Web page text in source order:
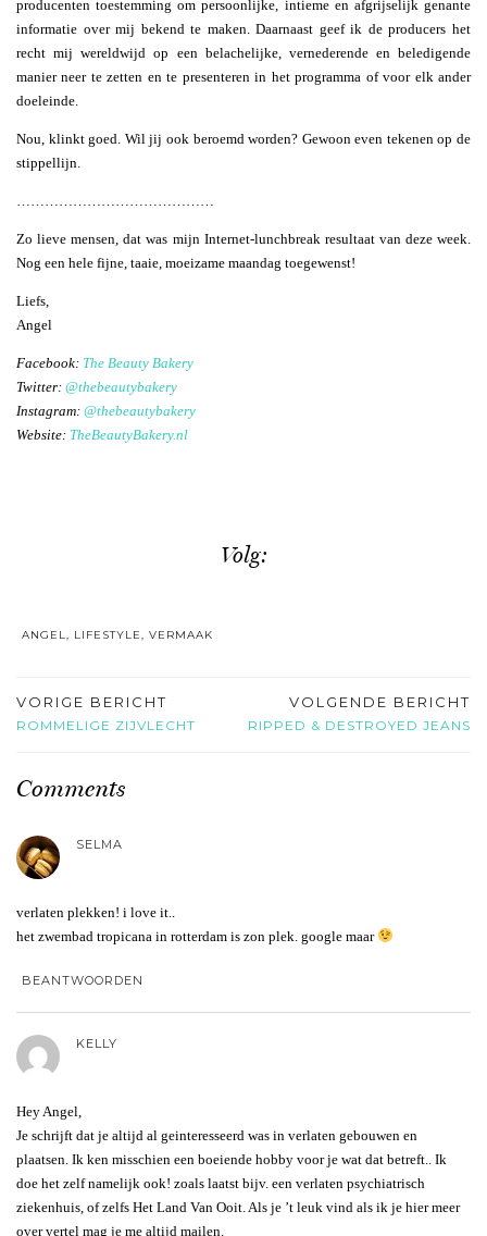
producenten toestemming om persoonlijke, intieme en afgrijselijk genante
informatie over mij bekend te maken. Daarnaast geef ik de producers het
recht mij wereldwijd op een belachelijke, vernederende en beledigende
manier neer te zetten en te presenteren in het programma of voor elk ander
doeleinde.
Nou, klinkt goed. Wil jij ook beroemd worden? Gewoon even tekenen op de
stippellijn.
Zo lieve mensen, dat was mijn Internet-lunchbreak resultaat van deze week.
Nog een hele fijne, taaie, moeizame maandag toegewenst!
Liefs,
Angel
Facebook: The Beauty Bakery
Twitter: @thebeautybakery
Instagram: @thebeautybakery
Website: TheBeautyBakery.nl
Volg:
ANGEL LIFESTYLE VERMAAK
VORIGE BERICHT
ROMMELIGE ZIJVLECHT
VOLGENDE BERICHT
RIPPED & DESTROYED JEANS
Comments
SELMA
verlaten plekken! i love it..
het zwembad tropicana in rotterdam is zon plek. google maar
BEANTWOORDEN
KELLY
Hey Angel,
Je schrijft dat je altijd al geinteresseerd was in verlaten gebouwen en
plaatsen. Ik ken misschien een boeiende hobby voor je wat dat betreft.. Ik
doe het zelf namelijk ook! zoals laatst bijv. een verlaten psychiatrisch
ziekenhuis, of zelfs Het Land Van Ooit. Als je ’t leuk vind als ik je hier meer
over vertel mag je me altijd mailen.